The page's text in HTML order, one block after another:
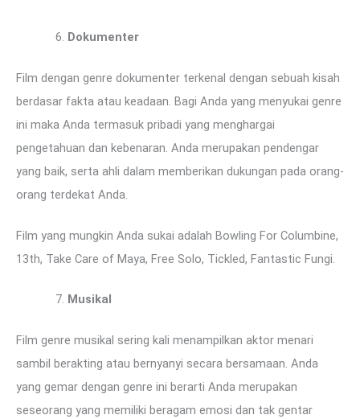
Dokumenter
Film dengan genre dokumenter terkenal dengan sebuah kisah
berdasar fakta atau keadaan. Bagi Anda yang menyukai genre
ini maka Anda termasuk pribadi yang menghargai
pengetahuan dan kebenaran. Anda merupakan pendengar
yang baik, serta ahli dalam memberikan dukungan pada orang-
orang terdekat Anda.
Film yang mungkin Anda sukai adalah Bowling For Columbine,
13th, Take Care of Maya, Free Solo, Tickled, Fantastic Fungi.
Musikal
Film genre musikal sering kali menampilkan aktor menari
sambil berakting atau bernyanyi secara bersamaan. Anda
yang gemar dengan genre ini berarti Anda merupakan
seseorang yang memiliki beragam emosi dan tak gentar